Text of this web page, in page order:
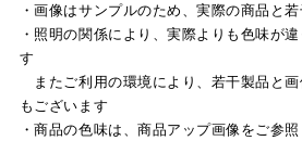
・画像はサンプルのため、実際の商品と
・照明の関係により、実際よりも色味が
す
またご利用の環境により、若干製品と
もございます
・商品の色味は、商品アップ画像をご参